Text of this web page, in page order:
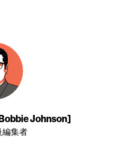
Johnson]
編集者